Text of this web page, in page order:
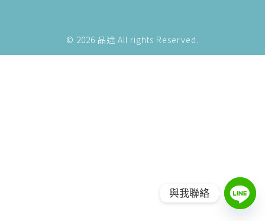
© 2026 品途 All rights Reserved.
與我聯絡